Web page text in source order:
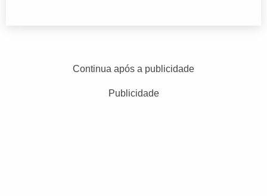
Continua após a publicidade
Publicidade